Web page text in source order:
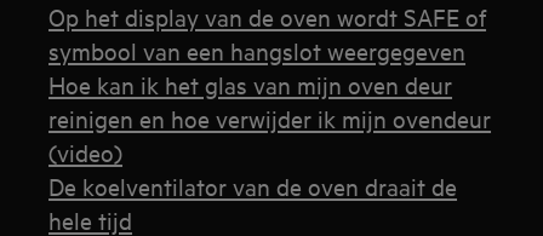
Op het display van de oven wordt SAFE of
symbool van een hangslot weergegeven
Hoe kan ik het glas van mijn oven deur
reinigen en hoe verwijder ik mijn ovendeur
(video)
De koelventilator van de oven draait de
hele tijd